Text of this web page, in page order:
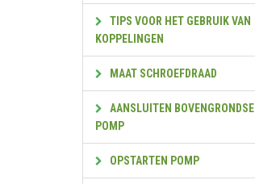
TIPS VOOR HET GEBRUIK VAN
KOPPELINGEN
MAAT SCHROEFDRAAD
AANSLUITEN BOVENGRONDSE
POMP
OPSTARTEN POMP